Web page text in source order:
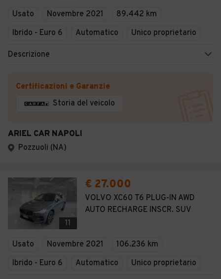
Usato Novembre 2021
89.442 km
Ibrido - Euro 6
Automatico Unico proprietario
Descrizione
Certificazioni e Garanzie
Storia del veicolo
ARIEL CAR NAPOLI
Pozzuoli (NA)
11
€ 27.000
VOLVO XC60 T6 PLUG-IN AWD
AUTO RECHARGE INSCR. SUV
Usato Novembre 2021
106.236 km
Ibrido - Euro 6
Automatico Unico proprietario